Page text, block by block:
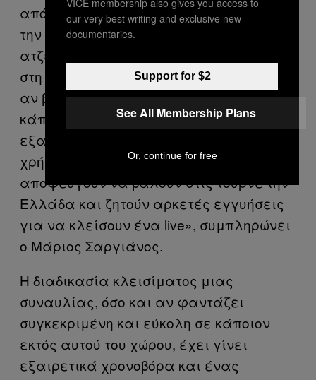
από 50% του ποσού που χρειάζεται για
την αμοιβή του συγκροτήματος. Οι
ατζέντηδες ρωτούν για την κατάσταση
στη χώρα και ενδιαφέρονται να μάθουν
αν βελτιώνεται η κατάσταση γιατί με
κάποιο τρόπο θα πρέπει να
εξασφαλίσουν ότι θα πάρουν τα
χρήματά τους. Πάντως πλέον
αποφεύγουν να βάλουν στις τουρνέ την
Ελλάδα και ζητούν αρκετές εγγυήσεις
για να κλείσουν ένα live», συμπληρώνει
ο Μάριος Σαργιάνος.
Η διαδικασία κλεισίματος μιας
συναυλίας, όσο και αν φαντάζει
συγκεκριμένη και εύκολη σε κάποιον
εκτός αυτού του χώρου, έχει γίνει
εξαιρετικά χρονοβόρα και ένας
our very best writing and exclusive new
documentaries.
Support for $2
See All Membership Plans
Or, continue for free